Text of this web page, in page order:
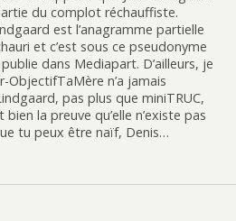
du complot réchauffiste.
est l’anagramme partielle
et c’est sous ce pseudonyme
dans Mediapart. D’ailleurs, je
ObjectifTaMère n’a jamais
pas plus que miniTRUC,
bien la preuve qu’elle n’existe pas
tu peux être naïf, Denis…